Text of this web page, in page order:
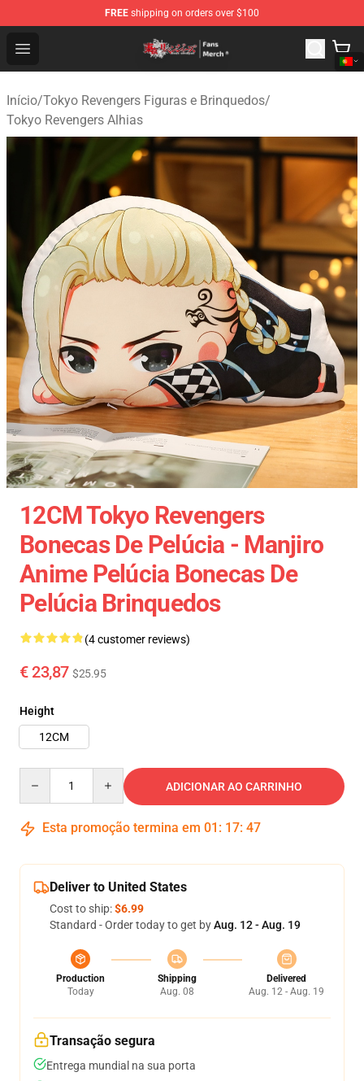
FREE shipping on orders over $100
Open menu
Tokyo Revengers Store - Official Tokyo Revengers
Início/Tokyo Revengers Figuras e Brinquedos/
Tokyo Revengers Alhias
12CM Tokyo Revengers
Bonecas De Pelúcia - Manjiro
Anime Pelúcia Bonecas De
Pelúcia Brinquedos
(4 customer reviews)
€ 23,87 $25.95
Height
12CM
ADICIONAR AO CARRINHO
Esta promoção termina em 01 : 17: 47
Deliver to United States
Cost to ship:$6.99
Standard - Order today to get byAug. 12 - Aug. 19
Production
Today
Shipping
Aug. 08
Delivered
Aug. 12 - Aug. 19
Transação segura
Entrega mundial na sua porta